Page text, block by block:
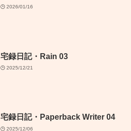
2026/01/16
宅録日記・Rain 03
2025/12/21
宅録日記・Paperback Writer 04
2025/12/06